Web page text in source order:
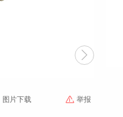

 举报
图片下载